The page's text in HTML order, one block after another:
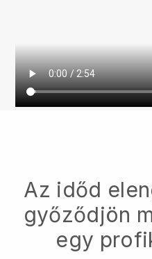
Az időd
győződjön
egy